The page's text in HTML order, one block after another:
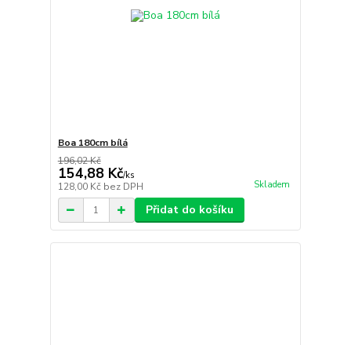
Boa 180cm bílá
196,02 Kč
154,88 Kč/ks
128,00 Kč bez DPH Skladem
Přidat do košíku